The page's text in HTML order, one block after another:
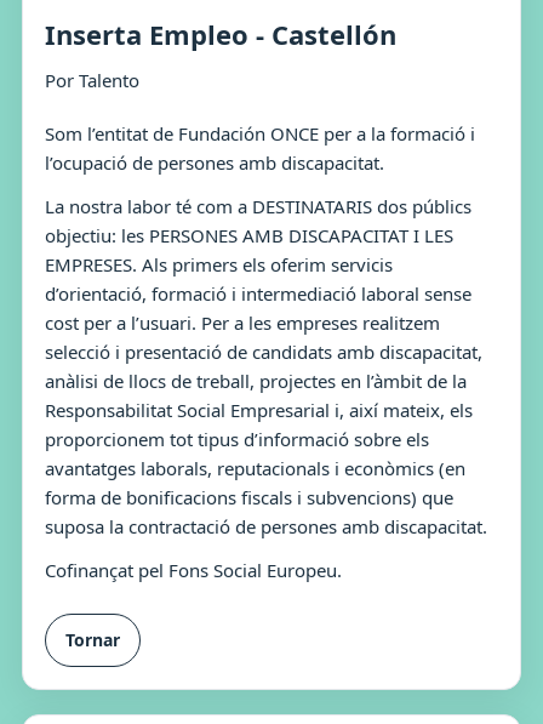
Inserta Empleo - Castellón
Por Talento
Som l’entitat de Fundación ONCE per a la formació i
l’ocupació de persones amb discapacitat.
La nostra labor té com a DESTINATARIS dos públics
objectiu: les PERSONES AMB DISCAPACITAT I LES
EMPRESES. Als primers els oferim servicis
d’orientació, formació i intermediació laboral sense
cost per a l’usuari. Per a les empreses realitzem
selecció i presentació de candidats amb discapacitat,
anàlisi de llocs de treball, projectes en l’àmbit de la
Responsabilitat Social Empresarial i, així mateix, els
proporcionem tot tipus d’informació sobre els
avantatges laborals, reputacionals i econòmics (en
forma de bonificacions fiscals i subvencions) que
suposa la contractació de persones amb discapacitat.
Cofinançat pel Fons Social Europeu.
Tornar